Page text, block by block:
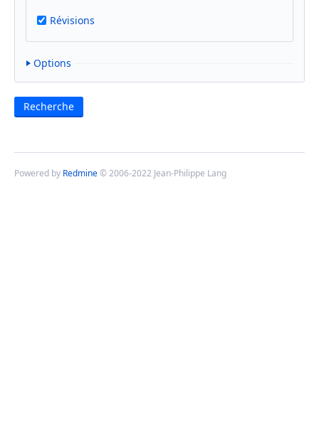
Révisions
Options
Powered by Redmine© 2006-2022 Jean-Philippe Lang